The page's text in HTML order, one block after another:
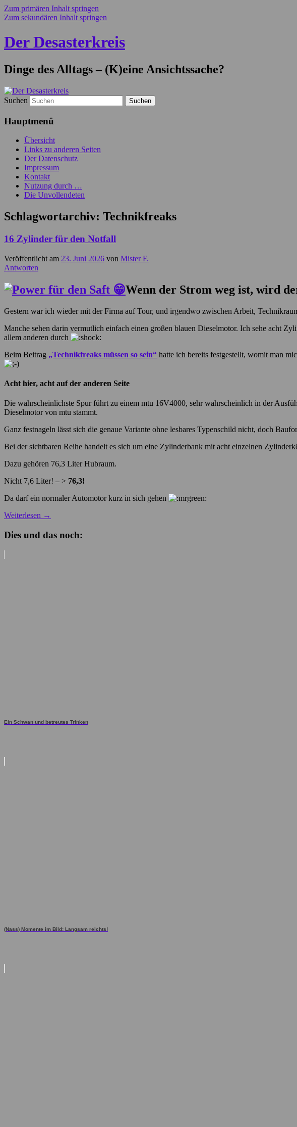
Zum primären Inhalt springen
Zum sekundären Inhalt springen
Der Desasterkreis
Dinge des Alltags – (K)eine Ansichtssache?
Suchen
Hauptmenü
Übersicht
Links zu anderen Seiten
Der Datenschutz
Impressum
Kontakt
Nutzung durch …
Die Unvollendeten
Schlagwortarchiv: Technikfreaks
16 Zylinder für den Notfall
Veröffentlicht am 23. Juni 2026 von Mister F.
Antworten
Wenn der Strom weg ist, wird
Gestern war ich wieder mit der Firma auf Tour, und irgendwo zwischen Arbeit,
Manche sehen darin vermutlich einfach einen großen blauen Dieselmotor. Ich sehe acht
allem anderen durch
Beim Beitrag „Technikfreaks müssen so sein“ hatte ich bereits festgestellt, womit man
Acht hier, acht auf der anderen Seite
Die wahrscheinlichste Spur führt zu einem mtu 16V4000, sehr wahrscheinlich in der
Dieselmotor von mtu stammt.
Ganz festnageln lässt sich die genaue Variante ohne lesbares Typenschild nicht, doch
Bei der sichtbaren Reihe handelt es sich um eine Zylinderbank mit acht einzelnen
Dazu gehören 76,3 Liter Hubraum.
Nicht 7,6 Liter! – > 76,3!
Da darf ein normaler Automotor kurz in sich gehen
Weiterlesen →
Dies und das noch:
Ein Schwan und betreutes Trinken
(Nass) Momente im Bild: Langsam reichts!